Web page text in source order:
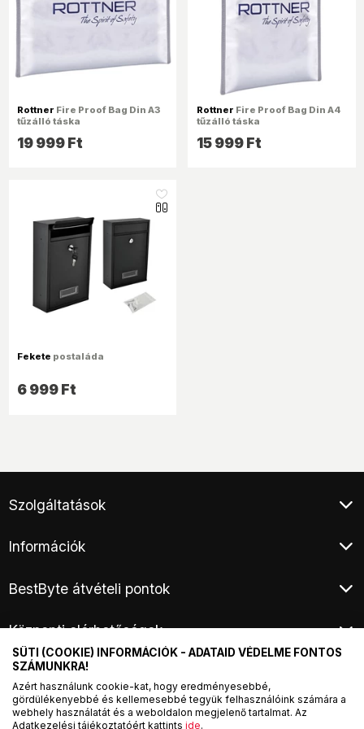
Rottner Fire Proof Bag Din A3
tűzálló táska
19 999 Ft
Rottner Fire Proof Bag Din A4
tűzálló táska
15 999 Ft
like_16
Fekete postaláda
6 999 Ft
Szolgáltatások
Klíma értékesítés
Áruhitel
E-hulladék átvétel
Fogyasztói elállás
Információk
Adatkezelési tájékoztató
Kárügyintézés, áruátvétel
Termék visszaküldés
Online vitarendezés
BestByte átvételi pontok
Budapest XV. - Harsányi utca
Központi elérhetőségek
Telefon:+361 / 44 33 999
E-mail:info@officedepot.hu
Hétfő-Szerda: 9:00 - 17:30
Csütörtök: 8:00 - 20:00
Péntek: 9:00 - 17:00
SÜTI (COOKIE) INFORMÁCIÓK - ADATAID VÉDELME FONTOS
SZÁMUNKRA!
Azért használunk cookie-kat, hogy eredményesebbé,
gördülékenyebbé és kellemesebbé tegyük felhasználóink számára a
webhely használatát és a weboldalon megjelenő tartalmat. Az
Adatkezelési tájékoztatóért kattints ide.